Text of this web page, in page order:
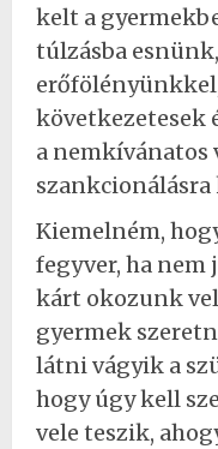
kelt a
túlzásba
következetesek
a nemkívánatos
Kiemelném,
fegyver, ha nem
kárt okozunk
gyermek
látni vágyik a
hogy úgy kell
vele teszik,